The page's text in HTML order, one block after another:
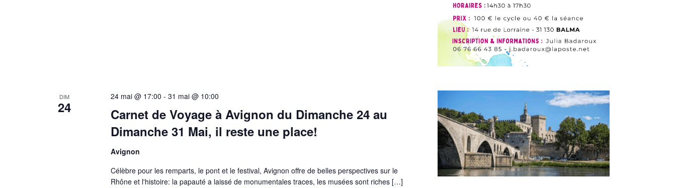
DIM
24
Carnet de Voyage à Avignon du Dimanche 24 au
Dimanche 31 Mai, il reste une place!
24 mai @ 17:00 - 31 mai @ 10:00
Avignon
Célèbre pour les remparts, le pont et le festival, Avignon offre de belles perspectives sur le
Rhône et l'histoire: la papauté a laissé de monumentales traces, les musées sont riches […]